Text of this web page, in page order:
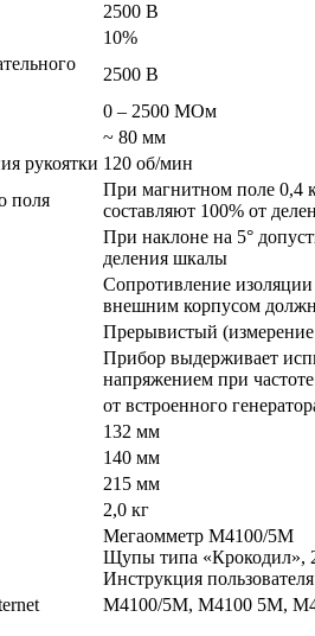
2500 В
10%
2500 В
0 – 2500 МОм
~ 80 мм
рукоятки 120 об/мин
поля
При магнитном поле 0,4
составляют 100% от
При наклоне на 5°
деления шкалы
Сопротивление
внешним корпусом
Прерывистый
Прибор выдерживает
напряжением при
от встроенного
132 мм
140 мм
215 мм
2,0 кг
Мегаомметр М4100/5М
Щупы типа «Крокодил»,
Инструкция
М4100/5М, М4100 5М,